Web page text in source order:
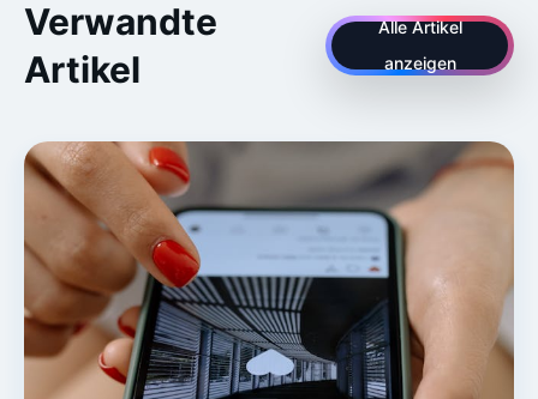
Verwandte
Artikel
Alle Artikel
anzeigen